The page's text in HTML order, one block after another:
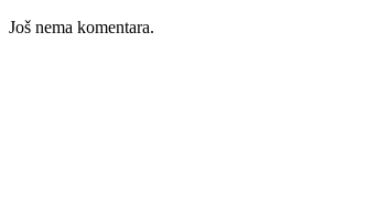
Još nema komentara.